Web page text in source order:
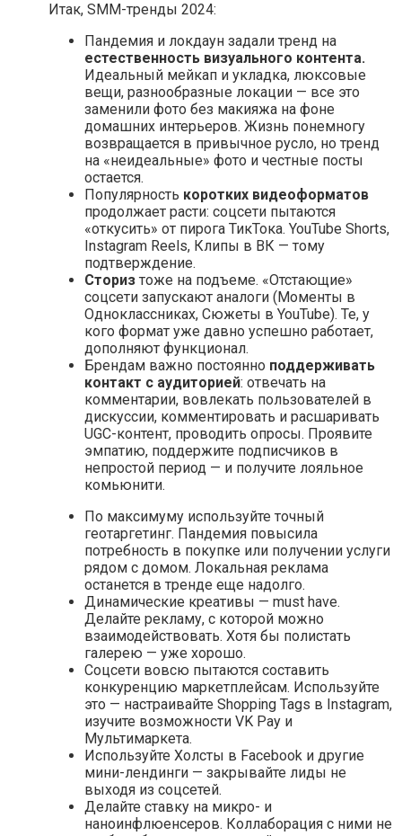
Итак, SMM-тренды 2024:
Пандемия и локдаун задали тренд на
естественность визуального контента.
Идеальный мейкап и укладка, люксовые
вещи, разнообразные локации — все это
заменили фото без макияжа на фоне
домашних интерьеров. Жизнь понемногу
возвращается в привычное русло, но тренд
на «неидеальные» фото и честные посты
остается.
Популярность коротких видеоформатов
продолжает расти: соцсети пытаются
«откусить» от пирога ТикТока. YouTube Shorts,
Instagram Reels, Клипы в ВК — тому
подтверждение.
Сториз тоже на подъеме. «Отстающие»
соцсети запускают аналоги (Моменты в
Одноклассниках, Сюжеты в YouTube). Те, у
кого формат уже давно успешно работает,
дополняют функционал.
Брендам важно постоянно поддерживать
контакт с аудиторией: отвечать на
комментарии, вовлекать пользователей в
дискуссии, комментировать и расшаривать
UGC-контент, проводить опросы. Проявите
эмпатию, поддержите подписчиков в
непростой период — и получите лояльное
комьюнити.
По максимуму используйте точный
геотаргетинг. Пандемия повысила
потребность в покупке или получении услуги
рядом с домом. Локальная реклама
останется в тренде еще надолго.
Динамические креативы — must have.
Делайте рекламу, с которой можно
взаимодействовать. Хотя бы полистать
галерею — уже хорошо.
Соцсети вовсю пытаются составить
конкуренцию маркетплейсам. Используйте
это — настраивайте Shopping Tags в Instagram,
изучите возможности VK Pay и
Мультимаркета.
Используйте Холсты в Facebook и другие
мини-лендинги — закрывайте лиды не
выходя из соцсетей.
Делайте ставку на микро- и
наноинфлюенсеров. Коллаборация с ними не